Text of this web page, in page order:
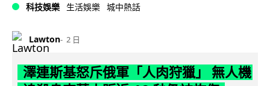
科技娛樂 生活娛樂 城中熱話
Lawton 2 日
澤連斯基怒斥俄軍「人肉狩獵」 無人機